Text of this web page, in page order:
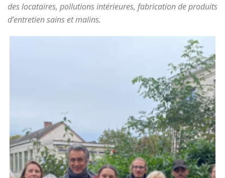
des locataires, pollutions intérieures, fabrication de produits
d’entretien sains et malins.